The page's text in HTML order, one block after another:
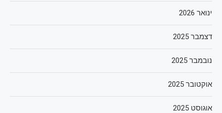
ינואר 2026
דצמבר 2025
נובמבר 2025
אוקטובר 2025
אוגוסט 2025